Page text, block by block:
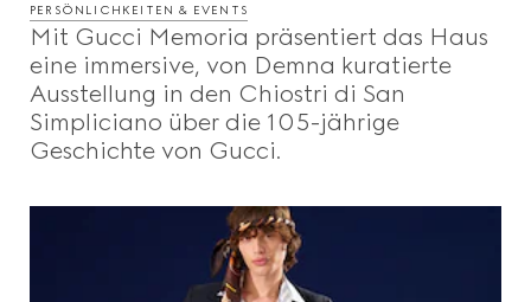
PERSÖNLICHKEITEN & EVENTS
Mit Gucci Memoria präsentiert das Haus
eine immersive, von Demna kuratierte
Ausstellung in den Chiostri di San
Simpliciano über die 105-jährige
Geschichte von Gucci.